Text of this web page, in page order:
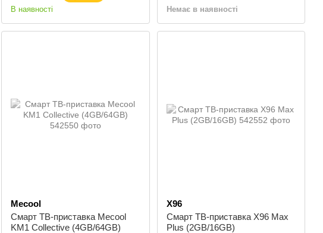
В наявності Немає в наявності
Mecool
Смарт ТВ-приставка Mecool
KM1 Collective (4GB/64GB)
X96
Смарт ТВ-приставка X96 Max
Plus (2GB/16GB)